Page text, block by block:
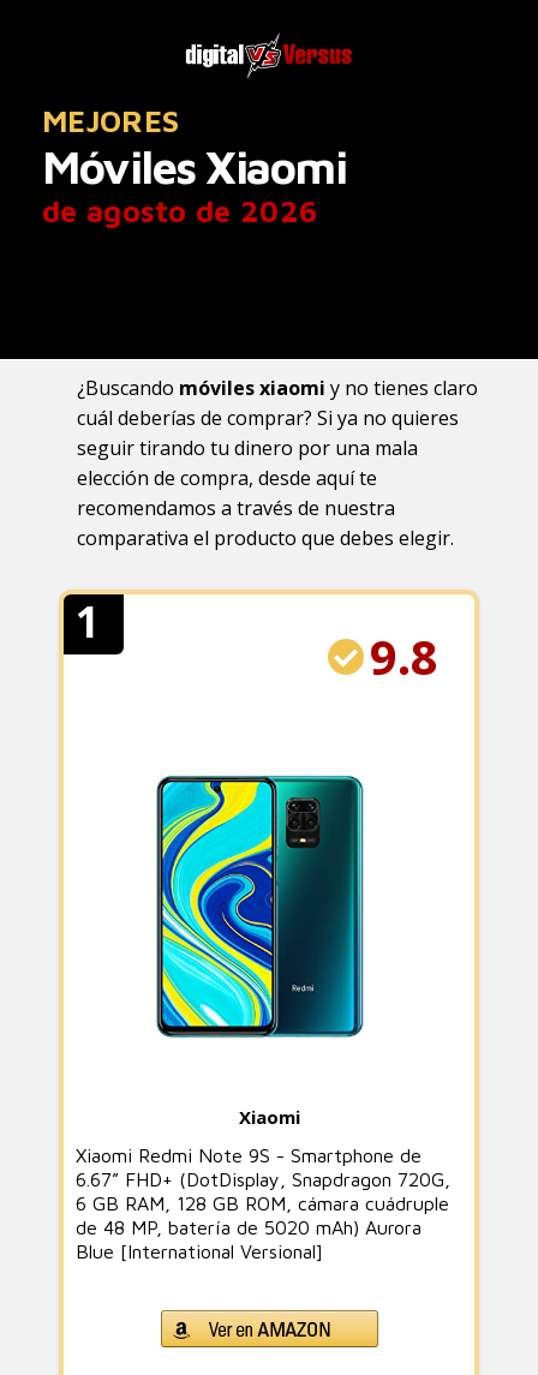
MEJORES
Móviles Xiaomi
de agosto de 2026
¿Buscando móviles xiaomi y no tienes claro
cuál deberías de comprar? Si ya no quieres
seguir tirando tu dinero por una mala
elección de compra, desde aquí te
recomendamos a través de nuestra
comparativa el producto que debes elegir.
1
9.8
Xiaomi
Xiaomi Redmi Note 9S - Smartphone de
6.67” FHD+ (DotDisplay, Snapdragon 720G,
6 GB RAM, 128 GB ROM, cámara cuádruple
de 48 MP, batería de 5020 mAh) Aurora
Blue [International Versional]